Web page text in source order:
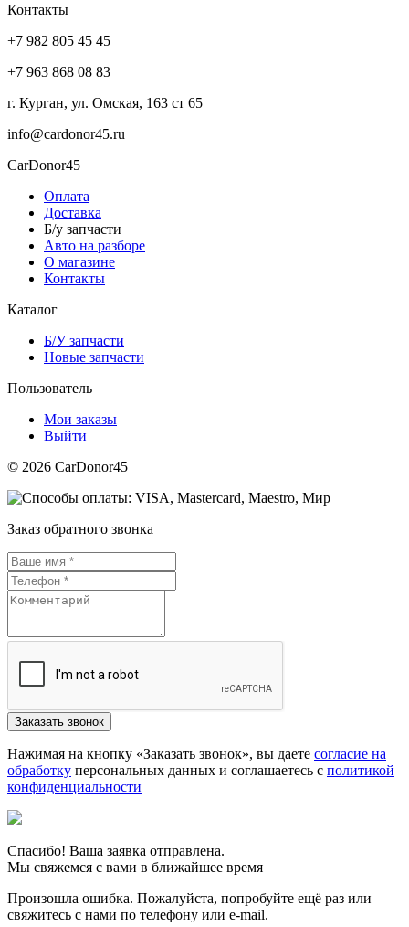
Контакты
+7 982 805 45 45
+7 963 868 08 83
г. Курган, ул. Омская, 163 ст 65
info@cardonor45.ru
CarDonor45
Оплата
Доставка
Б/у запчасти
Авто на разборе
О магазине
Контакты
Каталог
Б/У запчасти
Новые запчасти
Пользователь
Мои заказы
Выйти
© 2026 CarDonor45
Заказ обратного звонка
Нажимая на кнопку «Заказать звонок», вы даете согласие на
обработку персональных данных и соглашаетесь c политикой
конфиденциальности
Спасибо! Ваша заявка отправлена.
Мы свяжемся с вами в ближайшее время
Произошла ошибка. Пожалуйста, попробуйте ещё раз или
свяжитесь с нами по телефону или e-mail.